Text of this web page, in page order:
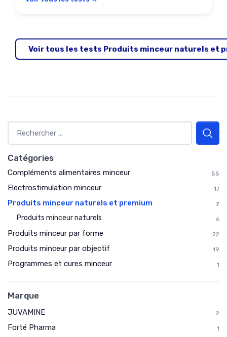
Voir tous les tests Produits minceur naturels et
Catégories
Compléments alimentaires minceur 55
Electrostimulation minceur 17
Produits minceur naturels et premium 7
Produits minceur naturels 6
Produits minceur par forme 22
Produits minceur par objectif 19
Programmes et cures minceur 1
Marque
JUVAMINE 2
Forté Pharma 1